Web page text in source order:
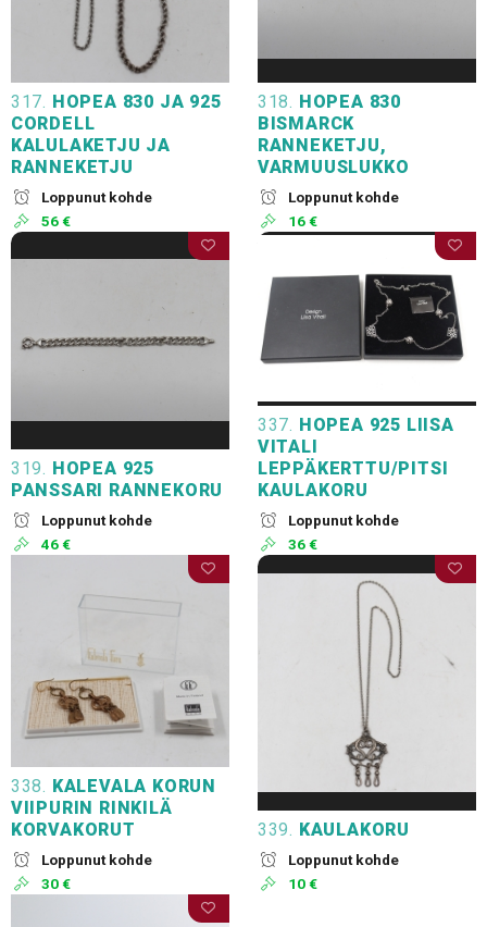
317. HOPEA 830 JA 925
CORDELL
KALULAKETJU JA
RANNEKETJU
Loppunut kohde
56 €
318.
HOPEA 830
BISMARCK
RANNEKETJU,
VARMUUSLUKKO
Loppunut kohde
16 €
319. HOPEA 925
PANSSARI RANNEKORU
Loppunut kohde
46 €
337. HOPEA 925 LIISA
VITALI
LEPPÄKERTTU/PITSI
KAULAKORU
Loppunut kohde
36 €
338. KALEVALA KORUN
VIIPURIN RINKILÄ
KORVAKORUT
Loppunut kohde
30 €
339. KAULAKORU
Loppunut kohde
10 €